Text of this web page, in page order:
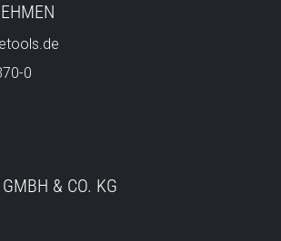
0
& CO. KG